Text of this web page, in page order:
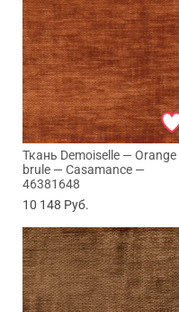
Ткань Demoiselle — Orange
brule — Casamance —
46381648
10 148 Руб.